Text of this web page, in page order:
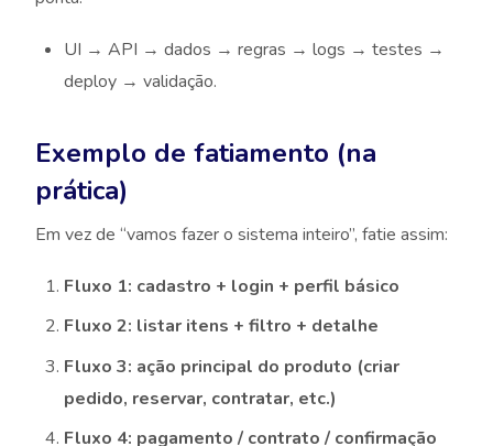
UI → API → dados → regras → logs → testes →
deploy → validação.
Exemplo de fatiamento (na
prática)
Em vez de “vamos fazer o sistema inteiro”, fatie assim:
Fluxo 1: cadastro + login + perfil básico
Fluxo 2: listar itens + filtro + detalhe
Fluxo 3: ação principal do produto (criar
pedido, reservar, contratar, etc.)
Fluxo 4: pagamento / contrato / confirmação